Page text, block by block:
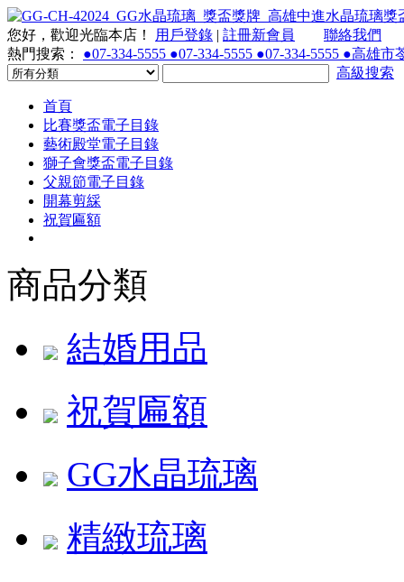
您好，歡迎光臨本店！ 用戶登錄 | 註冊新會員
聯絡我們
熱門搜索： ●07-334-5555 ●07-334-5555 ●07-334-5555 ●高雄
高級搜索
首頁
比賽獎盃電子目錄
藝術殿堂電子目錄
獅子會獎盃電子目錄
父親節電子目錄
開幕剪綵
祝賀匾額
商品分類
結婚用品
祝賀匾額
GG水晶琉璃
精緻琉璃